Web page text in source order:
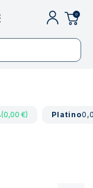
0
(0,00 €) Platino